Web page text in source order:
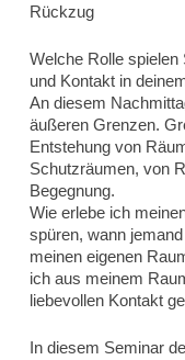
Rückzug
Welche Rolle
und Kontakt in
An diesem
äußeren Grenzen.
Entstehung von
Schutzräumen, von
Begegnung.
Wie erlebe ich
spüren, wann
meinen eigenen
ich aus meinem
liebevollen Kontakt
In diesem Seminar